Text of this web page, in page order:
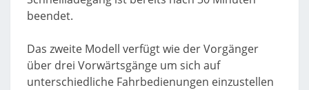
beendet.
Das zweite Modell verfügt wie der Vorgänger
über drei Vorwärtsgänge um sich auf
unterschiedliche Fahrbedienungen einzustellen